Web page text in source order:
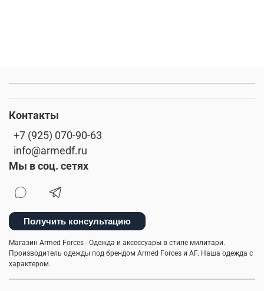
Контакты
+7 (925) 070-90-63
info@armedf.ru
Мы в соц. сетях
Получить консультацию
Магазин Armed Forces - Одежда и аксессуары в стиле милитари.
Производитель одежды под брендом Armed Forces и AF. Наша одежда с
характером.